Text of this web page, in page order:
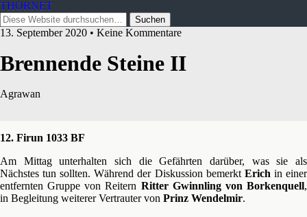
THORNET
13. September 2020 • Keine Kommentare
Brennende Steine II
Agrawan
12. Firun 1033 BF
Am Mittag unterhalten sich die Gefährten darüber, was sie als
Nächstes tun sollten. Während der Diskussion bemerkt Erich in einer
entfernten Gruppe von Reitern Ritter Gwinnling von Borkenquell,
in Begleitung weiterer Vertrauter von Prinz Wendelmir.